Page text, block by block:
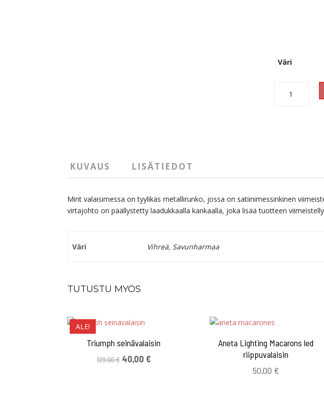
Väri
KUVAUS LISÄTIEDOT
Mint valaisimessa on tyylikäs metallirunko, jossa on satiinimessinkinen
virtajohto on päällystetty laadukkaalla kankaalla, joka lisää tuotteen
Väri Vihreä, Savunharmaa
TUTUSTU MYÖS
ALE!
Triumph seinävalaisin
129,00€ Alkuperäinen
40,00 €Nykyinen
Aneta Lighting Macarons led
riippuvalaisin
50,00 €